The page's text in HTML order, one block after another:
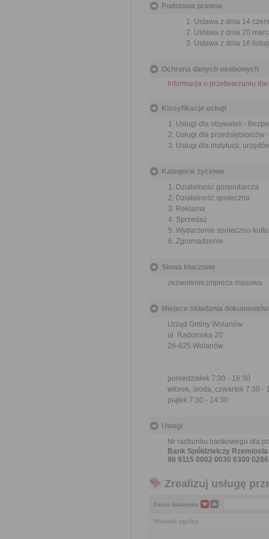
Podstawa prawna
Ustawa z dnia 14
Ustawa z dnia 20
Ustawa z dnia 16
Ochrona danych osobowych
Informacja o przetwarzaniu
Klasyfikacje usługi
Usługi dla obywateli -
Usługi dla
Usługi dla instytucji,
Kategorie życiowe
Działalność gospodarcza
Działalność społeczna
Reklama
Sprzedaż
Wydarzenie społeczno-
Zgromadzenie
Słowa kluczowe
zezwolenie,impreza masowa
Miejsce składania dokumentów
Urząd Gminy Wolanów
ul. Radomska 20
26-625 Wolanów
poniedziałek 7:30 - 16:30
wtorek, środa, czwartek 7:30 -
piątek 7:30 - 14:30
Uwagi
Nr rachunku bankowego dla
Bank Spółdzielczy
98 9115 0002 0030 0300
Zrealizuj usługę
Nazwa dokumentu
Wniosek ogólny